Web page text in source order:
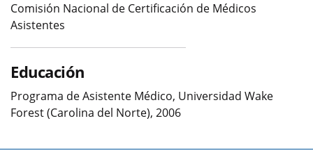
Comisión Nacional de Certificación de Médicos
Asistentes
Educación
Programa de Asistente Médico, Universidad Wake
Forest (Carolina del Norte), 2006